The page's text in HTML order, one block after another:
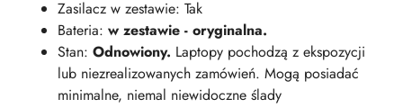
Zasilacz w zestawie: Tak
Bateria: w zestawie - oryginalna.
Stan: Odnowiony. Laptopy pochodzą z ekspozycji
lub niezrealizowanych zamówień. Mogą posiadać
minimalne, niemal niewidoczne ślady